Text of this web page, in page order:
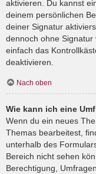
aktivieren. Du kannst
deinem persönlichen
deiner Signatur
dennoch ohne
einfach das
deaktivieren.
Nach oben
Wie kann ich eine
Wenn du ein neues
Themas bearbeitest,
unterhalb des
Bereich nicht sehen
Berechtigung,